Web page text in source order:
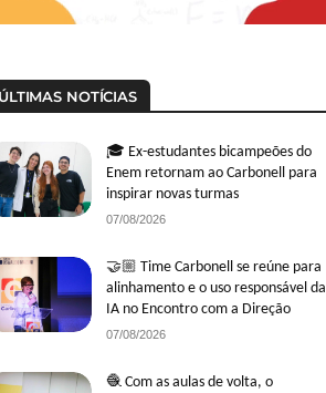
ÚLTIMAS NOTÍCIAS
🎓 Ex-estudantes bicampeões do
Enem retornam ao Carbonell para
inspirar novas turmas
07/08/2026
🤝🏼 Time Carbonell se reúne para
alinhamento e o uso responsável da
IA no Encontro com a Direção
07/08/2026
🧶 Com as aulas de volta, o